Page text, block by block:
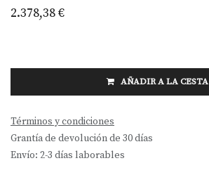
2.378,38€
AÑADIR A LA CESTA
Términos y condiciones
Grantía de devolución de 30 días
Envío: 2-3 días laborables